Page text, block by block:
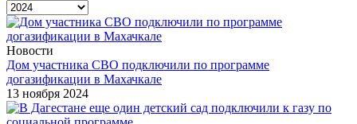
Новости
Дом участника СВО подключили по программе
догазификации в Махачкале
13 ноября 2024